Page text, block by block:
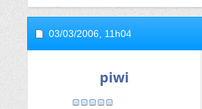
03/03/2006, 11h04
piwi